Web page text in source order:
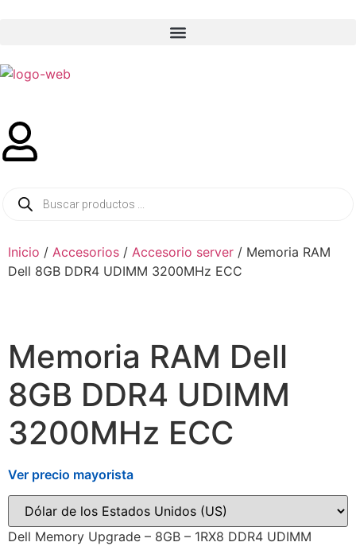
Inicio / Accesorios / Accesorio server / Memoria RAM
Dell 8GB DDR4 UDIMM 3200MHz ECC
Memoria RAM Dell
8GB DDR4 UDIMM
3200MHz ECC
Ver precio mayorista
Dell Memory Upgrade – 8GB – 1RX8 DDR4 UDIMM